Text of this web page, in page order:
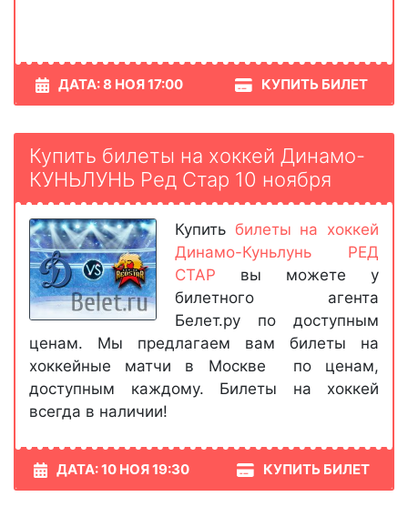
ДАТА: 8 НОЯ 17:00 КУПИТЬ БИЛЕТ
Купить билеты на хоккей Динамо-
КУНЬЛУНЬ Ред Стар 10 ноября
Купить билеты на хоккей
Динамо-Куньлунь РЕД
СТАР вы можете у
билетного агента
Белет.ру по доступным
ценам. Мы предлагаем вам билеты на
хоккейные матчи в Москве по ценам,
доступным каждому. Билеты на хоккей
всегда в наличии!
ДАТА: 10 НОЯ 19:30 КУПИТЬ БИЛЕТ